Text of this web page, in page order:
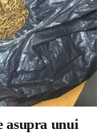
asupra unui